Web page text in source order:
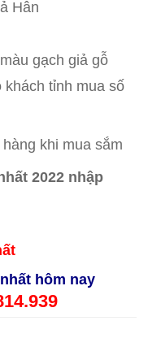
Hân
gạch giả gỗ
khách tỉnh mua số
khi mua sắm
hôm nay